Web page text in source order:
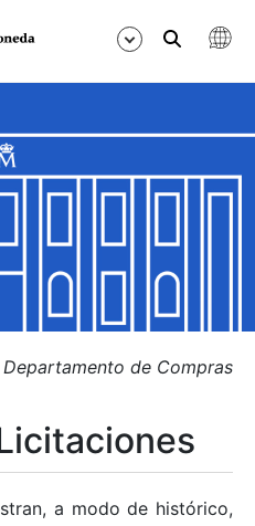
de Compras
a modo de histórico,